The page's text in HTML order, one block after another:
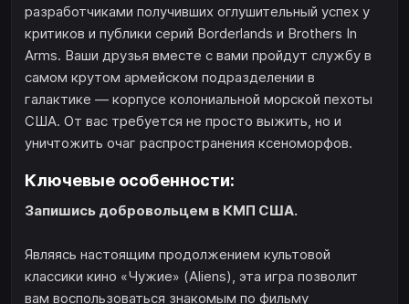
разработчиками получивших оглушительный успех у
критиков и публики серий Borderlands и Brothers In
Arms. Ваши друзья вместе с вами пройдут службу в
самом крутом армейском подразделении в
галактике — корпусе колониальной морской пехоты
США. От вас требуется не просто выжить, но и
уничтожить очаг распространения ксеноморфов.
Ключевые особенности:
Запишись добровольцем в КМП США.
Являясь настоящим продолжением культовой
классики кино «Чужие» (Aliens), эта игра позволит
вам воспользоваться знакомым по фильму